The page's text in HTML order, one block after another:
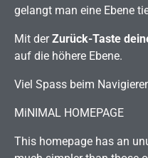
gelangt man eine Ebene
Mit derZurück-Taste
auf die höhere Ebene.
Viel Spass beim
MiNIMAL HOMEPAGE
This homepage has an